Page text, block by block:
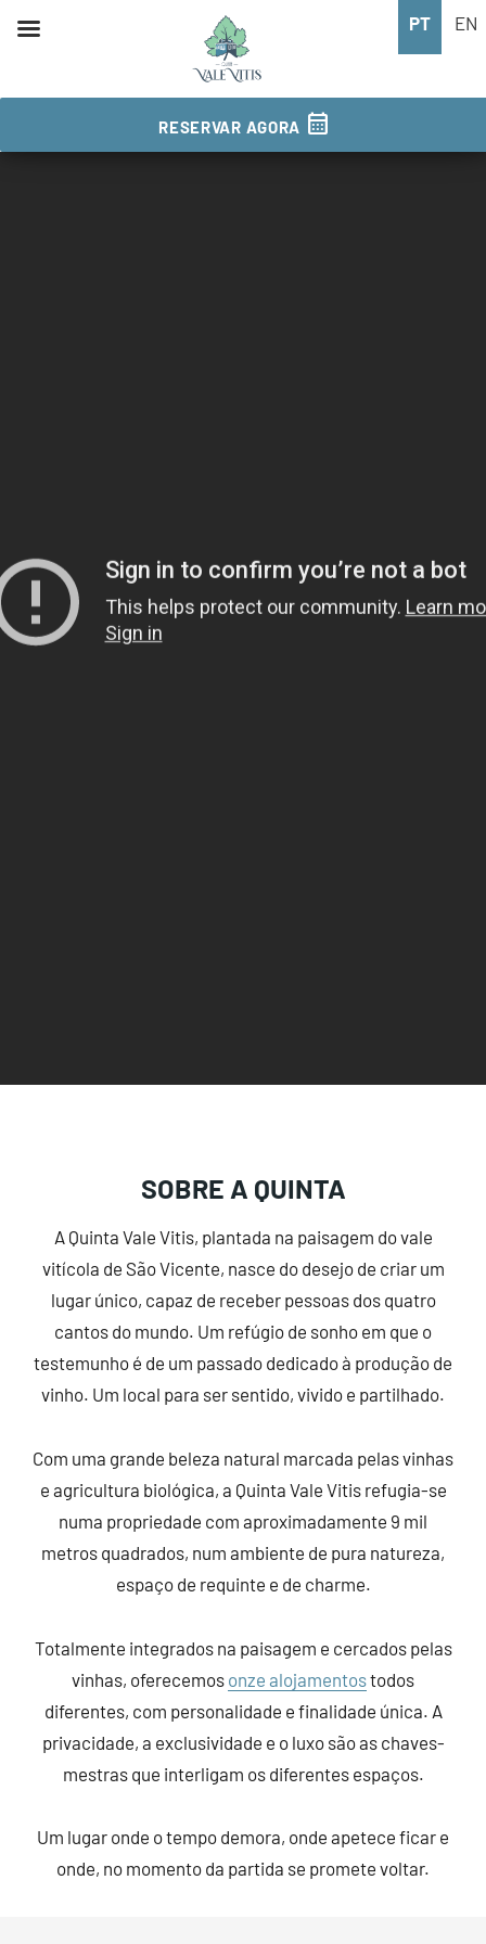
PT EN
RESERVAR AGORA calendar_month
SOBRE A QUINTA
A Quinta Vale Vitis, plantada na paisagem do vale
vitícola de São Vicente, nasce do desejo de criar um
lugar único, capaz de receber pessoas dos quatro
cantos do mundo. Um refúgio de sonho em que o
testemunho é de um passado dedicado à produção de
vinho. Um local para ser sentido, vivido e partilhado.
Com uma grande beleza natural marcada pelas vinhas
e agricultura biológica, a Quinta Vale Vitis refugia-se
numa propriedade com aproximadamente 9 mil
metros quadrados, num ambiente de pura natureza,
espaço de requinte e de charme.
Totalmente integrados na paisagem e cercados pelas
vinhas, oferecemos onze alojamentostodos
diferentes, com personalidade e finalidade única. A
privacidade, a exclusividade e o luxo são as chaves-
mestras que interligam os diferentes espaços.
Um lugar onde o tempo demora, onde apetece ficar e
onde, no momento da partida se promete voltar.